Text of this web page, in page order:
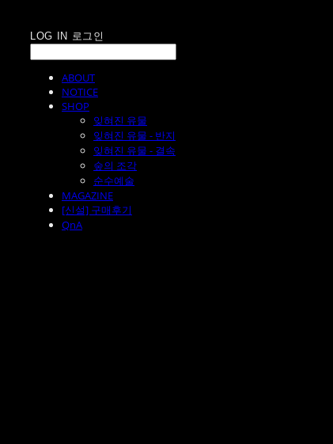
LOG IN 로그인
ABOUT
NOTICE
SHOP
잊혀진 유물
잊혀진 유물 - 반지
잊혀진 유물 - 결속
숲의 조각
순수예술
MAGAZINE
[신설] 구매후기
QnA